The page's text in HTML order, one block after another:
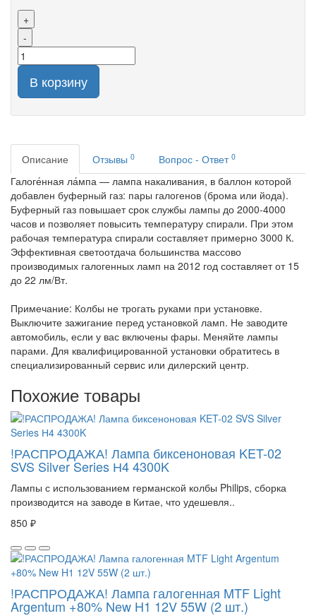
+
-
В корзину
Описание Отзывы 0 Вопрос - Ответ 0
Галоге́нная ла́мпа — лампа накаливания, в баллон которой
добавлен буферный газ: пары галогенов (брома или йода).
Буферный газ повышает срок службы лампы до 2000-4000
часов и позволяет повысить температуру спирали. При этом
рабочая температура спирали составляет примерно 3000 К.
Эффективная светоотдача большинства массово
производимых галогенных ламп на 2012 год составляет от 15
до 22 лм/Вт.
Примечание: Колбы не трогать руками при установке.
Выключите зажигание перед установкой ламп. Не заводите
автомобиль, если у вас включены фары. Меняйте лампы
парами. Для квалифицированной установки обратитесь в
специализированный сервис или дилерский центр.
Похожие товары
!РАСПРОДАЖА! Лампа биксеноновая KET-02
SVS Silver Series Н4 4300K
Лампы с использованием германской колбы Philips, сборка
производится на заводе в Китае, что удешевля..
850 ₽
!РАСПРОДАЖА! Лампа галогенная MTF Light
Argentum +80% New H1 12V 55W (2 шт.)